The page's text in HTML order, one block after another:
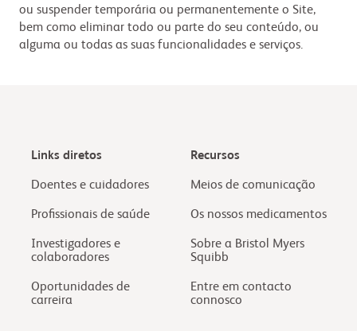
ou suspender temporária ou permanentemente o Site,
bem como eliminar todo ou parte do seu conteúdo, ou
alguma ou todas as suas funcionalidades e serviços.
Links diretos
Doentes e cuidadores
Profissionais de saúde
Investigadores e
colaboradores
Oportunidades de
carreira
Recursos
Meios de comunicação
Os nossos medicamentos
Sobre a Bristol Myers
Squibb
Entre em contacto
connosco